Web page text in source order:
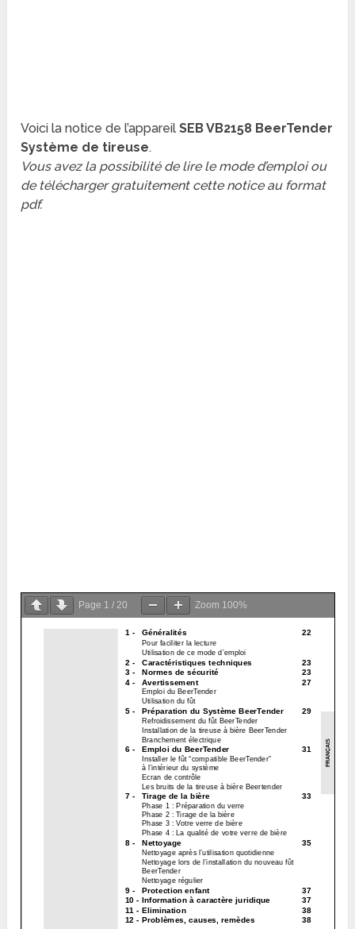
Voici la notice de l’appareilSEB VB2158 BeerTender
Système de tireuse.
Vous avez la possibilité de lire le mode d’emploi ou
de télécharger gratuitement cette notice au format
pdf.
Page 1 /20 Zoom 100%